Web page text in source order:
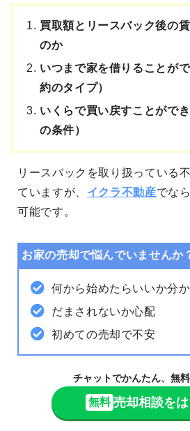
買取額とリースバック後の
のか
いつまで家を借りることが
約のタイプ）
いくらで買い戻すことがで
の条件）
リースバックを取り扱っている
ていますが、 イクラ不動産でな
可能です。
お家の売却で悩んでいませんか
何から始めたらいいか分
だまされないか心配
初めての売却で不安
チャットでかんたん、無
無料 売却相談を